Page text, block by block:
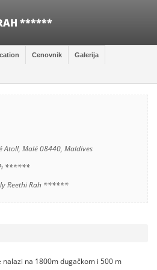
RAH ******
Cenovnik Galerija
Atoll, Malé 08440, Maldives
******
Reethi Rah ******
nalazi na 1800m dugačkom i 500 m